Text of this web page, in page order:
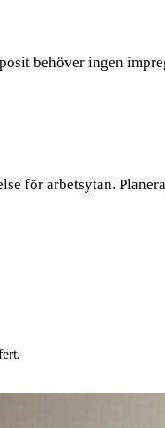
behöver ingen
för arbetsytan.